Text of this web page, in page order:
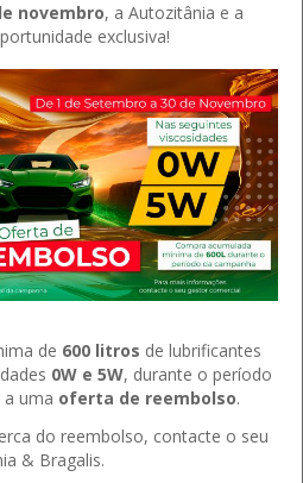
novembro, a Autozitânia e a
exclusiva!
de 600 litros de lubrificantes
0W e 5W, durante o período
uma oferta de reembolso.
do reembolso, contacte o seu
& Bragalis.